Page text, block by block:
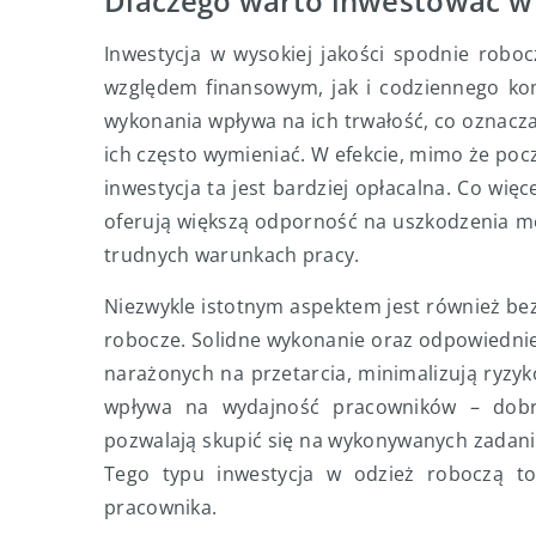
Inwestycja w wysokiej jakości spodnie
względem finansowym, jak i codziennego
wykonania wpływa na ich trwałość, co
ich często wymieniać. W efekcie, mimo że
inwestycja ta jest bardziej opłacalna. Co
oferują większą odporność na uszkodzenia
trudnych warunkach pracy.
Niezwykle istotnym aspektem jest również
robocze. Solidne wykonanie oraz
narażonych na przetarcia, minimalizują
wpływa na wydajność pracowników –
pozwalają skupić się na wykonywanych
Tego typu inwestycja w odzież roboczą
pracownika.